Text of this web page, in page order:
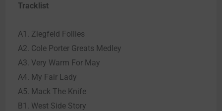
Tracklist
A1. Ziegfeld Follies
A2. Cole Porter Greats Medley
A3. Very Warm For May
A4. My Fair Lady
A5. Mack The Knife
B1. West Side Story